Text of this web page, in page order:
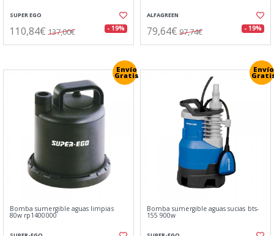
SUPER EGO
110,84€ 137,00€ - 19%
ALFAGREEN
79,64€ 97,74€ - 19%
Envío
Gratis
Bomba sumergible aguas limpias
80w rp1400000
Envío
Bomba sumergible aguas sucias bts-
155 900w